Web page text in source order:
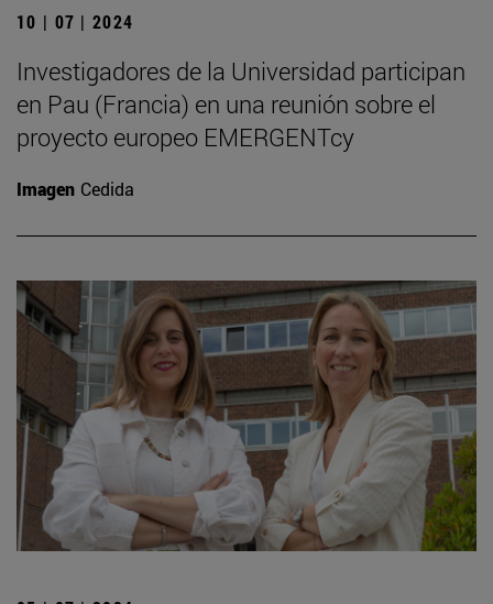
10 | 07 | 2024
Investigadores de la Universidad participan
en Pau (Francia) en una reunión sobre el
proyecto europeo EMERGENTcy
Imagen Cedida